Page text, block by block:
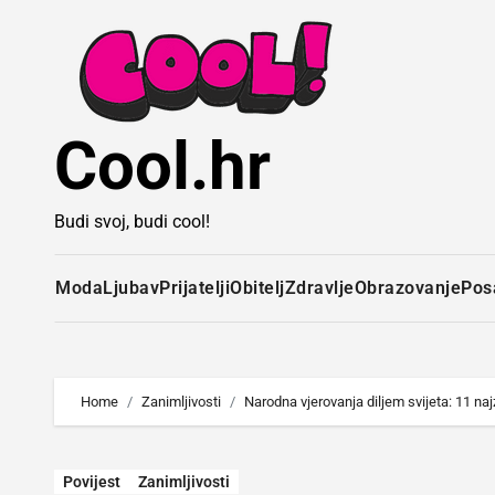
Cool.hr
Budi svoj, budi cool!
ModaLjubavPrijateljiObiteljZdravljeObrazovanje
Home Zanimljivosti Narodna vjerovanja diljem svijeta: 11
Povijest Zanimljivosti